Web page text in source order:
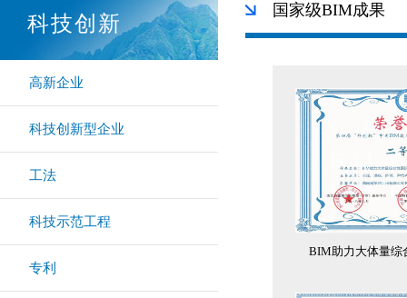
科技创新
高新企业
科技创新型企业
工法
科技示范工程
专利
国家级BIM成果
BIM助力大体量综